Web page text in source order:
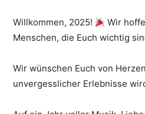
Willkommen, 2025!
Wir
Menschen, die Euch wichtig
Wir wünschen Euch von
unvergesslicher Erlebnisse